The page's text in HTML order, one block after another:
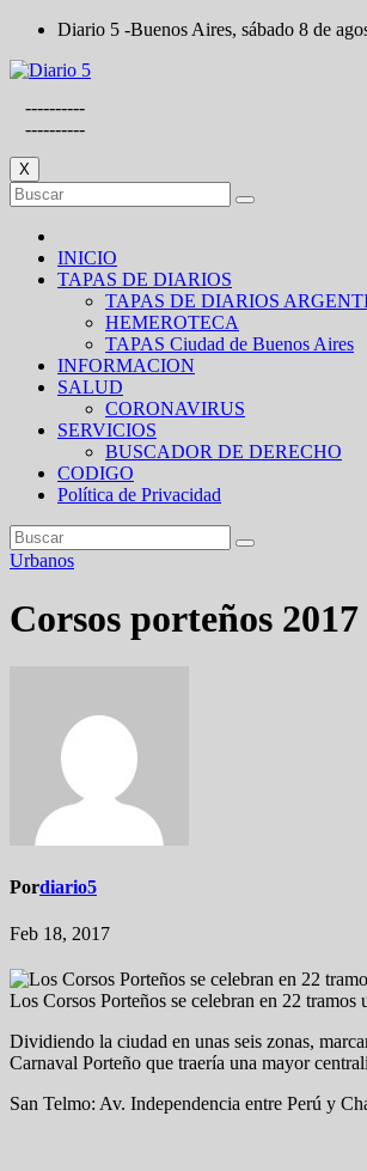
Saltar
contenido
Diario 5 -Buenos Aires, sábado 8 de
----------
----------
X
INICIO
TAPAS DE DIARIOS
TAPAS DE DIARIOS
HEMEROTECA
TAPAS Ciudad de Buenos Aires
INFORMACION
SALUD
CORONAVIRUS
SERVICIOS
BUSCADOR DE DERECHO
CODIGO
Política de Privacidad
Urbanos
Corsos porteños 2017
Pordiario5
Feb 18, 2017
Los Corsos Porteños se celebran en 22 tramos
Dividiendo la ciudad en unas seis zonas,
Carnaval Porteño que traería una mayor
San Telmo: Av. Independencia entre Perú y